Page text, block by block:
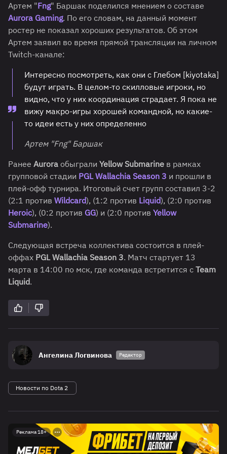
Артем "Fng" Баршак поделился мнением о составе
Aurora Gaming. По его словам, на данный момент
ростер не показал хороших результатов. Об этом
Артем заявил во время прямой трансляции на личном
Twitch-канале:
Интересно посмотреть, как они с Глебом [kiyotaka]
будут играть. В целом-то скилловые игроки, но
видно, что у них координация страдает. Я пока не
вижу макро-игры хорошей командной, но какие-
то идеи есть у них определенно
Артем "Fng" Баршак
Ранее Aurora обыграли Yellow Submarine в рамках
групповой стадии PGL Wallachia Season 3 и прошли в
плей-офф турнира. Итоговый счет групп составил 3-2
(2:1 против Wildcard), (1:2 против Liquid), (2:0 против
Heroic), (0:2 против GG) и (2:0 против Yellow
Submarine).
Следующая встреча коллектива состоится в плей-
оффах PGL Wallachia Season 3. Матч стартует 13
марта в 14:00 по мск, где команда встретится с Team
Liquid.
Ангелина Логвинова Редактор
Новости по Dota 2
Реклама 18+